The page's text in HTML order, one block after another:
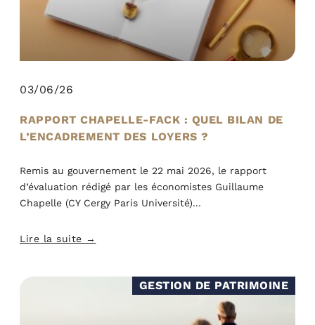
RAPPORT CHAPELLE-FACK : QUEL BILAN DE
L’ENCADREMENT DES LOYERS ?
Remis au gouvernement le 22 mai 2026, le rapport
d’évaluation rédigé par les économistes Guillaume
Chapelle (CY Cergy Paris Université)
Lire la suite →
03/06/26
GESTION DE PATRIMOINE